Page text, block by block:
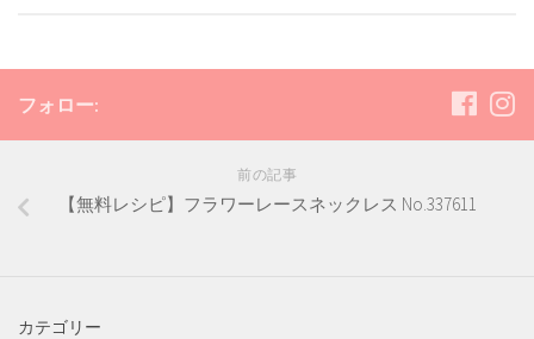
フォロー:
前の記事
【無料レシピ】フラワーレースネックレス No.337611
カテゴリー